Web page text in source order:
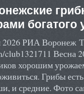
богатого
2026 РИА
club1321711 Весна
хорошим
Грибы
и средние. Фото